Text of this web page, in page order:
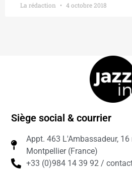
La rédaction 4 octobre 2018
Siège social & courrier
Appt. 463 L'Ambassadeur, 16
Montpellier (France)
+33 (0)984 14 39 92 /